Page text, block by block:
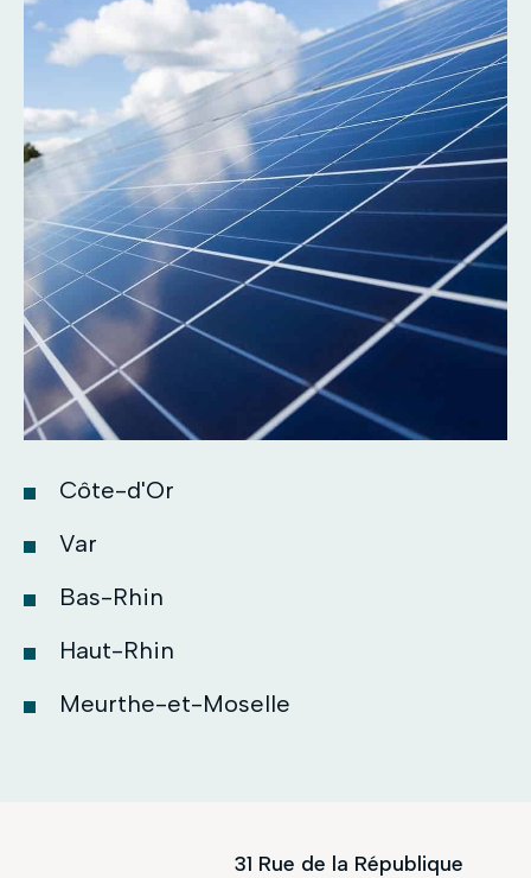
Côte-d'Or
Var
Bas-Rhin
Haut-Rhin
Meurthe-et-Moselle
31 Rue de la République